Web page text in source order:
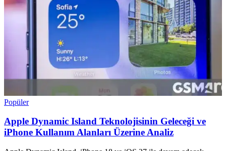
Popüler
Apple Dynamic Island Teknolojisinin Geleceği ve
iPhone Kullanım Alanları Üzerine Analiz